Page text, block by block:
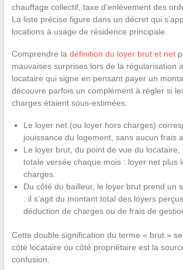
chauffage collectif, taxe d’enlèvement des
La liste précise figure dans un décret qui
locations à usage de résidence principale.
Comprendre la définition du loyer brut et net
mauvaises surprises lors de la régularisation
locataire qui signe en pensant payer un
découvre parfois un complément à régler si
charges étaient sous-estimées.
Le loyer net (ou loyer hors charges)
jouissance du logement, sans aucun frais
Le loyer brut, du point de vue du locataire,
totale versée chaque mois : loyer net plus
charges.
Du côté du bailleur, le loyer brut prend un
: il s’agit du montant total des loyers
déduction de charges ou de frais de
Cette double signification du terme « brut »
côté locataire ou côté propriétaire est la
confusion.